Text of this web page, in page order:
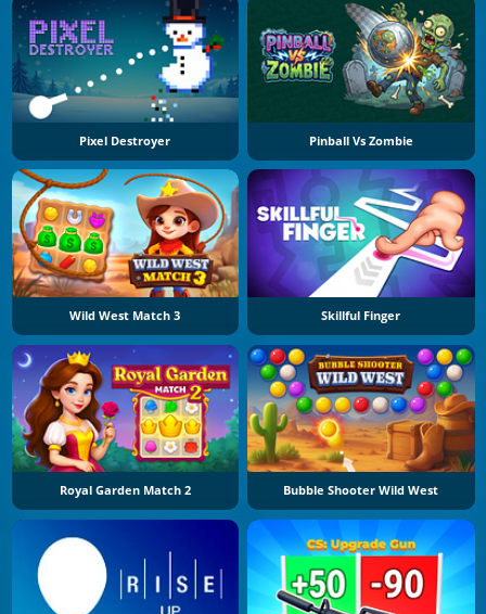
Pixel Destroyer Pinball Vs Zombie
Wild West Match 3 Skillful Finger
Royal Garden Match 2 Bubble Shooter Wild West